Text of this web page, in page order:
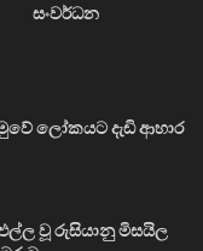
සංවර්ධන
ලෝකයට දැඩි ආහාර
වූ රුසියානු මිසයිල